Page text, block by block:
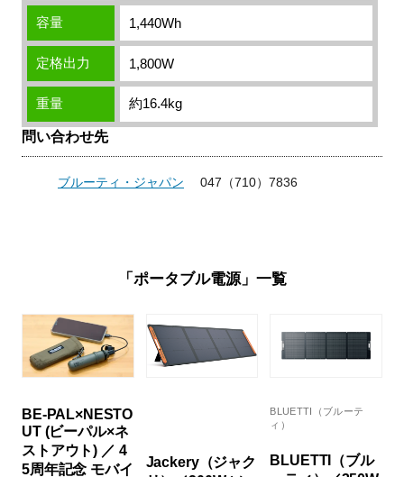
容量 1,440Wh
定格出力 1,800W
重量 約16.4kg
問い合わせ先
ブルーティ・ジャパン 047（710）7836
「ポータブル電源」一覧
BE-PAL×NESTO
UT (ビーパル×ネ
ストアウト) ／ 4
5周年記念 モバイ
Jackery（ジャク
BLUETTI（ブルーテ
ィ）
BLUETTI（ブル